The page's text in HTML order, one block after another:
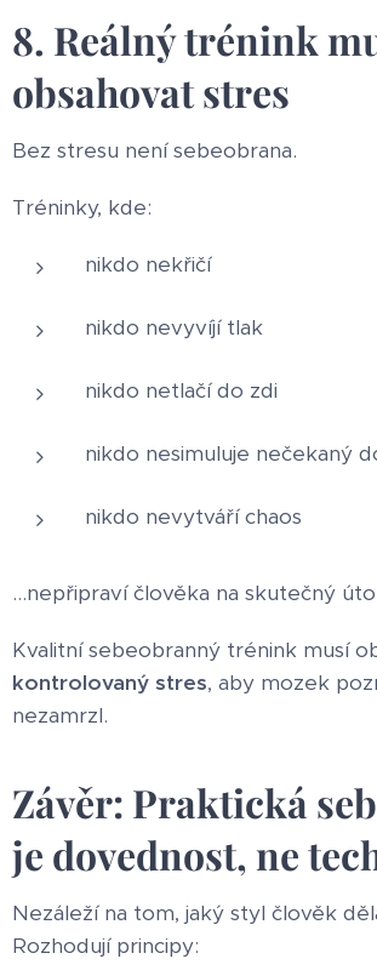
8. Reálný trénink
obsahovat stres
Bez stresu není sebeobrana.
Tréninky, kde:
nikdo nekřičí
nikdo nevyvíjí tlak
nikdo netlačí do zdi
nikdo nesimuluje nečekaný
nikdo nevytváří chaos
…nepřipraví člověka na skutečný
Kvalitní sebeobranný trénink musí
kontrolovaný stres, aby mozek
nezamrzl.
Závěr: Praktická
je dovednost, ne
Nezáleží na tom, jaký styl člověk
Rozhodují principy: